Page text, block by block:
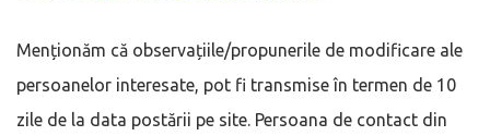
Menționăm că observațiile/propunerile de modificare ale
persoanelor interesate, pot fi transmise în termen de 10
zile de la data postării pe site. Persoana de contact din